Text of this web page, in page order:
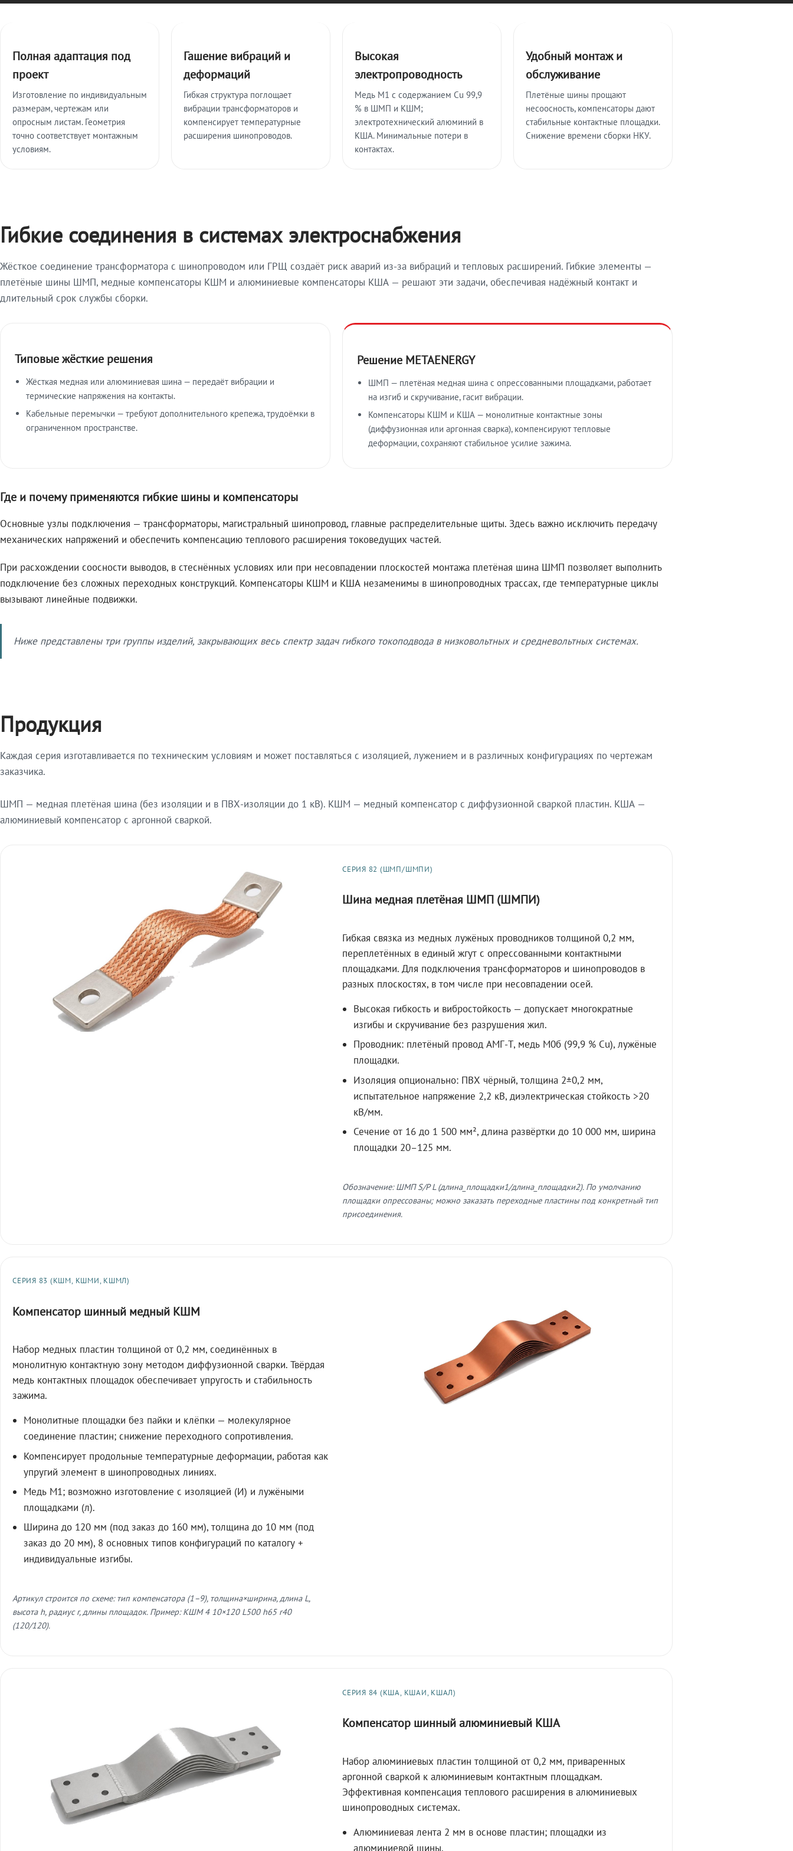
Полная адаптация под
проект
Изготовление по индивидуальным
размерам, чертежам или
опросным листам. Геометрия
точно соответствует монтажным
условиям.
Гашение вибраций и
деформаций
Гибкая структура поглощает
вибрации трансформаторов и
компенсирует температурные
расширения шинопроводов.
Высокая
электропроводность
Медь М1 с содержанием Cu 99,9
% в ШМП и КШМ;
электротехнический алюминий в
КША. Минимальные потери в
контактах.
Удобный монтаж и
обслуживание
Плетёные шины прощают
несоосность, компенсаторы дают
стабильные контактные площадки.
Снижение времени сборки НКУ.
Гибкие соединения в системах электроснабжения
Жёсткое соединение трансформатора с шинопроводом или ГРЩ создаёт риск аварий из-за вибраций и тепловых расширений. Гибкие элементы —
плетёные шины ШМП, медные компенсаторы КШМ и алюминиевые компенсаторы КША — решают эти задачи, обеспечивая надёжный контакт и
длительный срок службы сборки.
Типовые жёсткие решения
Жёсткая медная или алюминиевая шина — передаёт вибрации и
термические напряжения на контакты.
Кабельные перемычки — требуют дополнительного крепежа, трудоёмки в
ограниченном пространстве.
Решение METAENERGY
ШМП — плетёная медная шина с опрессованными площадками, работает
на изгиб и скручивание, гасит вибрации.
Компенсаторы КШМ и КША — монолитные контактные зоны
(диффузионная или аргонная сварка), компенсируют тепловые
деформации, сохраняют стабильное усилие зажима.
Где и почему применяются гибкие шины и компенсаторы
Основные узлы подключения — трансформаторы, магистральный шинопровод, главные распределительные щиты. Здесь важно исключить передачу
механических напряжений и обеспечить компенсацию теплового расширения токоведущих частей.
При расхождении соосности выводов, в стеснённых условиях или при несовпадении плоскостей монтажа плетёная шина ШМП позволяет выполнить
подключение без сложных переходных конструкций. Компенсаторы КШМ и КША незаменимы в шинопроводных трассах, где температурные циклы
вызывают линейные подвижки.
Ниже представлены три группы изделий, закрывающих весь спектр задач гибкого токоподвода в низковольтных и средневольтных системах.
Продукция
Каждая серия изготавливается по техническим условиям и может поставляться с изоляцией, лужением и в различных конфигурациях по чертежам
заказчика.
ШМП — медная плетёная шина (без изоляции и в ПВХ-изоляции до 1 кВ). КШМ — медный компенсатор с диффузионной сваркой пластин. КША —
алюминиевый компенсатор с аргонной сваркой.
СЕРИЯ 82 (ШМП/ШМПИ)
Шина медная плетёная ШМП (ШМПИ)
Гибкая связка из медных лужёных проводников толщиной 0,2 мм,
переплетённых в единый жгут с опрессованными контактными
площадками. Для подключения трансформаторов и шинопроводов в
разных плоскостях, в том числе при несовпадении осей.
Высокая гибкость и вибростойкость — допускает многократные
изгибы и скручивание без разрушения жил.
Проводник: плетёный провод АМГ-Т, медь М0б (99,9 % Cu), лужёные
площадки.
Изоляция опционально: ПВХ чёрный, толщина 2±0,2 мм,
испытательное напряжение 2,2 кВ, диэлектрическая стойкость >20
кВ/мм.
Сечение от 16 до 1 500 мм², длина развёртки до 10 000 мм, ширина
площадки 20–125 мм.
Обозначение: ШМП S/P L (длина_площадки1/длина_площадки2). По умолчанию
площадки опрессованы; можно заказать переходные пластины под конкретный тип
присоединения.
СЕРИЯ 83 (КШМ, КШМИ, КШМЛ)
Компенсатор шинный медный КШМ
Набор медных пластин толщиной от 0,2 мм, соединённых в
монолитную контактную зону методом диффузионной сварки. Твёрдая
медь контактных площадок обеспечивает упругость и стабильность
зажима.
Монолитные площадки без пайки и клёпки — молекулярное
соединение пластин; снижение переходного сопротивления.
Компенсирует продольные температурные деформации, работая как
упругий элемент в шинопроводных линиях.
Медь М1; возможно изготовление с изоляцией (И) и лужёными
площадками (л).
Ширина до 120 мм (под заказ до 160 мм), толщина до 10 мм (под
заказ до 20 мм), 8 основных типов конфигураций по каталогу +
индивидуальные изгибы.
Артикул строится по схеме: тип компенсатора (1–9), толщина×ширина, длина L,
высота h, радиус r, длины площадок. Пример: КШМ 4 10×120 L500 h65 r40
(120/120).
СЕРИЯ 84 (КША, КШАИ, КШАЛ)
Компенсатор шинный алюминиевый КША
Набор алюминиевых пластин толщиной от 0,2 мм, приваренных
аргонной сваркой к алюминиевым контактным площадкам.
Эффективная компенсация теплового расширения в алюминиевых
шинопроводных системах.
Алюминиевая лента 2 мм в основе пластин; площадки из
алюминиевой шины.